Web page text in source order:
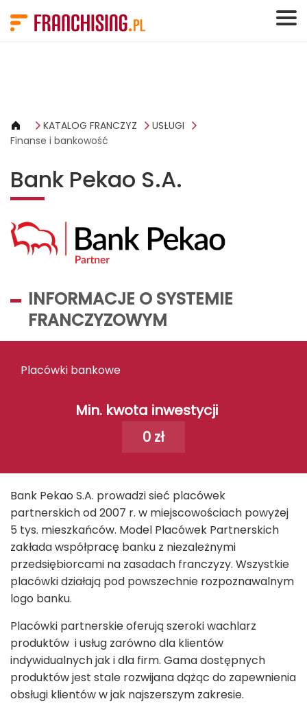
KATALOG FRANCZYZ
USŁUGI
Finanse i bankowość
Bank Pekao S.A.
INFORMACJE O SYSTEMIE
FRANCZYZOWYM
Placówki bankowe
Min. kwota inwestycji
0 zł
Bank Pekao S.A. prowadzi sieć placówek
partnerskich od 2007 r. w miejscowościach powyżej
5 tys. mieszkańców. Model Placówek Partnerskich
zakłada współpracę banku z niezależnymi
przedsiębiorcami na zasadach franczyzy. Wszystkie
placówki działają pod powszechnie rozpoznawalnym
logo banku.
Placówki partnerskie oferują szeroki wachlarz
produktów i usług zarówno dla klientów
indywidualnych jak i dla firm. Gama dostępnych
produktów jest stale rozwijana dążąc do zapewnienia
obsługi klientów w jak najszerszym zakresie.